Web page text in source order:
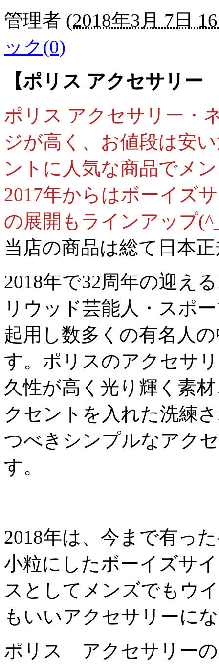
管理者 (2018年3月 7日
ック(0)
【ポリス アクセサリ
ポリス アクセサリー・
ジが高く、お値段は安
ントに人気な商品でメ
2017年からはボーイズ
の展開もラインアップ
当店の商品は総て日本
2018年で32周年の迎え
リウッド芸能人・スポ
起用し数多くの有名人
す。ポリスのアクセサ
久性が高く光り輝く素
クセントを入れた洗練
つべきシンプルなアク
す。
2018年は、今まで有っ
小粒にしたボーイズサ
スとしてメンズでもウ
もいいアクセサリーに
ポリス アクセサリーの